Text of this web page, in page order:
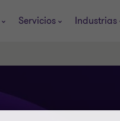
Servicios Industrias